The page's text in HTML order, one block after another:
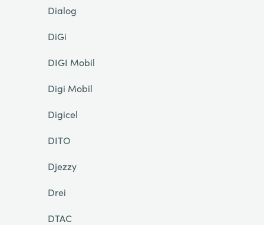
Dialog
DiGi
DIGI Mobil
Digi Mobil
Digicel
DITO
Djezzy
Drei
DTAC